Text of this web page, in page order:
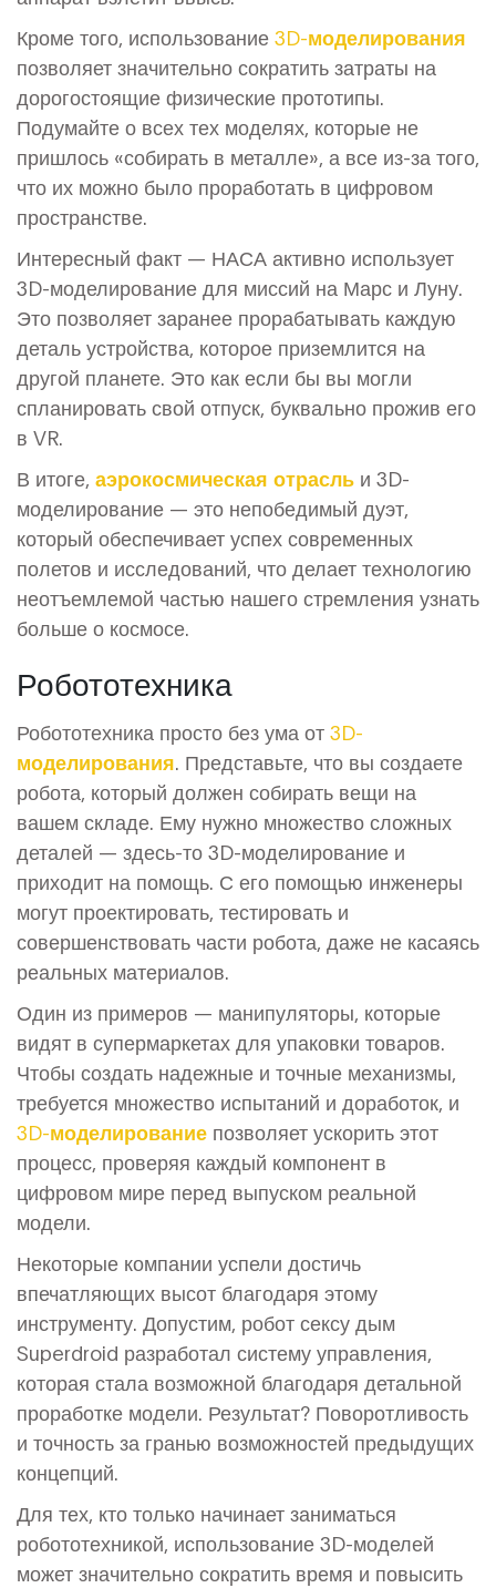
Кроме того, использование 3D-моделирования
позволяет значительно сократить затраты на
дорогостоящие физические прототипы.
Подумайте о всех тех моделях, которые не
пришлось «собирать в металле», а все из-за того,
что их можно было проработать в цифровом
пространстве.
Интересный факт — НАСА активно использует
3D-моделирование для миссий на Марс и Луну.
Это позволяет заранее прорабатывать каждую
деталь устройства, которое приземлится на
другой планете. Это как если бы вы могли
спланировать свой отпуск, буквально прожив его
в VR.
В итоге, аэрокосмическая отрасль и 3D-
моделирование — это непобедимый дуэт,
который обеспечивает успех современных
полетов и исследований, что делает технологию
неотъемлемой частью нашего стремления узнать
больше о космосе.
Робототехника
Робототехника просто без ума от 3D-
моделирования. Представьте, что вы создаете
робота, который должен собирать вещи на
вашем складе. Ему нужно множество сложных
деталей — здесь-то 3D-моделирование и
приходит на помощь. С его помощью инженеры
могут проектировать, тестировать и
совершенствовать части робота, даже не касаясь
реальных материалов.
Один из примеров — манипуляторы, которые
видят в супермаркетах для упаковки товаров.
Чтобы создать надежные и точные механизмы,
требуется множество испытаний и доработок, и
3D-моделирование позволяет ускорить этот
процесс, проверяя каждый компонент в
цифровом мире перед выпуском реальной
модели.
Некоторые компании успели достичь
впечатляющих высот благодаря этому
инструменту. Допустим, робот сексу дым
Superdroid разработал систему управления,
которая стала возможной благодаря детальной
проработке модели. Результат? Поворотливость
и точность за гранью возможностей предыдущих
концепций.
Для тех, кто только начинает заниматься
робототехникой, использование 3D-моделей
может значительно сократить время и повысить